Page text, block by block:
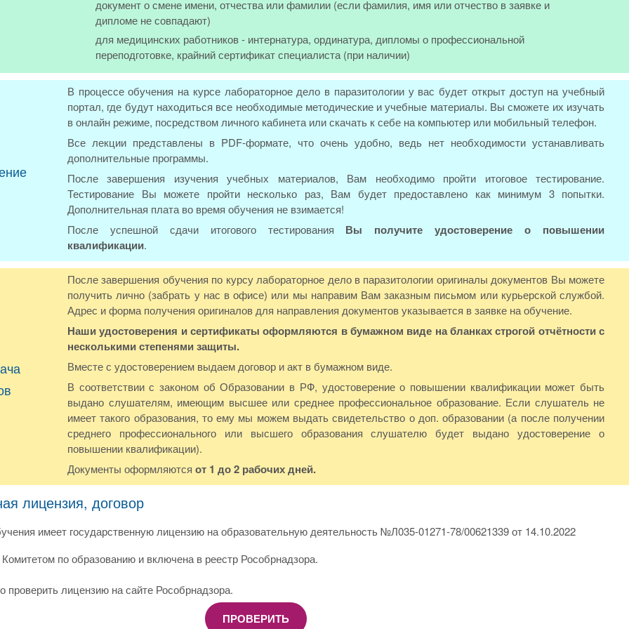
документ о смене имени, отчества или фамилии (если фамилия, имя или отчество в заявке и
дипломе не совпадают)
для медицинских работников - интернатура, ординатура, дипломы о профессиональной
переподготовке, крайний сертификат специалиста (при наличии)
В процессе обучения на курсе лабораторное дело в паразитологии у вас будет открыт доступ на учебный
портал, где будут находиться все необходимые методические и учебные материалы. Вы сможете их изучать
в онлайн режиме, посредством личного кабинета или скачать к себе на компьютер или мобильный телефон.
Все лекции представлены в PDF-формате, что очень удобно, ведь нет необходимости устанавливать
дополнительные программы.
После завершения изучения учебных материалов, Вам необходимо пройти итоговое тестирование.
Тестирование Вы можете пройти несколько раз, Вам будет предоставлено как минимум 3 попытки.
Дополнительная плата во время обучения не взимается!
После успешной сдачи итогового тестирования Вы получите удостоверение о повышении
квалификации.
После завершения обучения по курсу лабораторное дело в паразитологии оригиналы документов Вы можете
получить лично (забрать у нас в офисе) или мы направим Вам заказным письмом или курьерской службой.
Адрес и форма получения оригиналов для направления документов указывается в заявке на обучение.
Наши удостоверения и сертификаты оформляются в бумажном виде на бланках строгой отчётности с
несколькими степенями защиты.
Вместе с удостоверением выдаем договор и акт в бумажном виде.
В соответствии с законом об Образовании в РФ, удостоверение о повышении квалификации может быть
выдано слушателям, имеющим высшее или среднее профессиональное образование. Если слушатель не
имеет такого образования, то ему мы можем выдать свидетельство о доп. образовании (а после получении
среднего профессионального или высшего образования слушателю будет выдано удостоверение о
повышении квалификации).
Документы оформляются от 1 до 2 рабочих дней.
лицензия, договор
имеет государственную лицензию на образовательную деятельность №Л035-01271-78/00621339 от 14.10.2022
по образованию и включена в реестр Рособрнадзора.
лицензию на сайте Рособрнадзора.
ПРОВЕРИТЬ